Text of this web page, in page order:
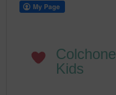
Kids